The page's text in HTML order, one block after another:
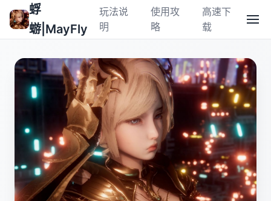
蜉
蝣|MayFly
玩法说
明
使用攻
略
高速下
载